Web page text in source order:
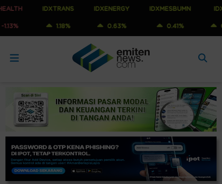
IDXTRANS IDXENERGY
0.63%
IDXMESBUMN
0.41%
IDXQ30
0.07%